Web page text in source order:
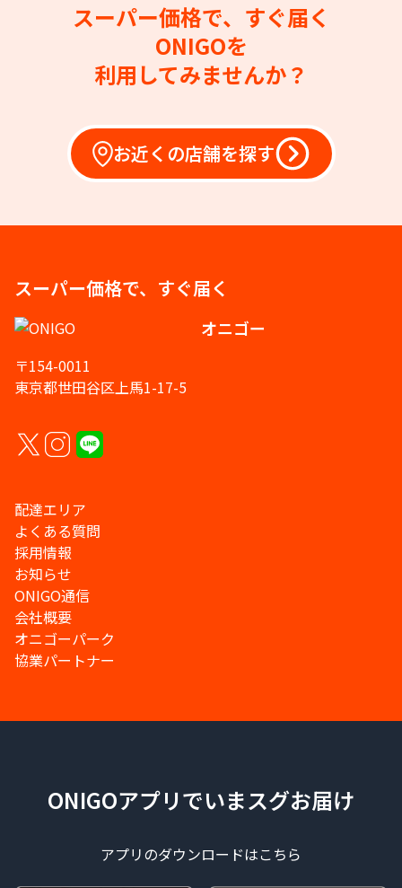
スーパー価格で、すぐ届く
ONIGOを
利用してみませんか？
お近くの店舗を探す
スーパー価格で、すぐ届く
オニゴー
〒154-0011
東京都世田谷区上馬1-17-5
配達エリア
よくある質問
採用情報
お知らせ
ONIGO通信
会社概要
オニゴーパーク
協業パートナー
ONIGOアプリでいまスグお届け
アプリのダウンロードはこちら